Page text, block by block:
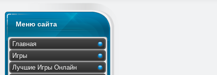
Меню сайта
Главная
Игры
Лучшие Игры Онлайн